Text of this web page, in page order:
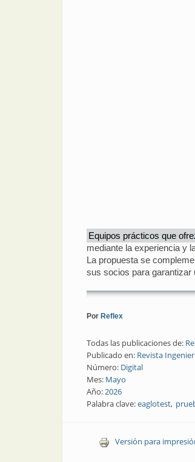
Equipos prácticos que
mediante la experiencia y
La propuesta se
sus socios para garantizar
Por Reflex
Todas las publicaciones de:
Publicado en: Revista
Número: Digital
Mes: Mayo
Año:2026
Palabra clave:eaglotest
Versión para